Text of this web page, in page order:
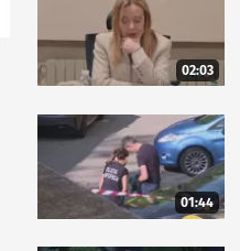
02:03
01:44